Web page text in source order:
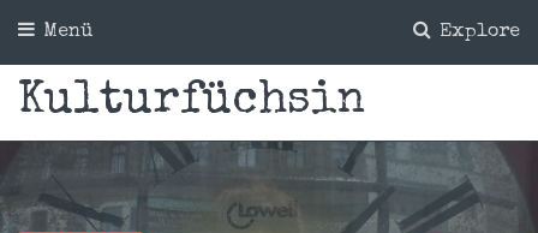
Explore
Menü
Kulturfüchsin